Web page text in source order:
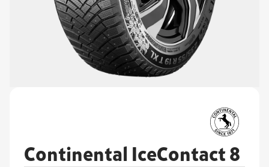
Continental IceContact 8